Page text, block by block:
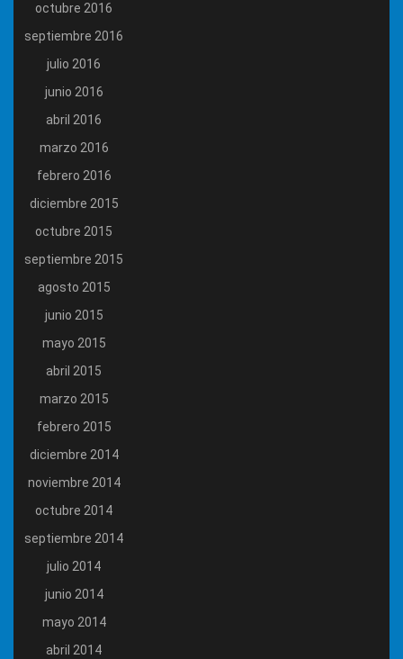
octubre 2016
septiembre 2016
julio 2016
junio 2016
abril 2016
marzo 2016
febrero 2016
diciembre 2015
octubre 2015
septiembre 2015
agosto 2015
junio 2015
mayo 2015
abril 2015
marzo 2015
febrero 2015
diciembre 2014
noviembre 2014
octubre 2014
septiembre 2014
julio 2014
junio 2014
mayo 2014
abril 2014